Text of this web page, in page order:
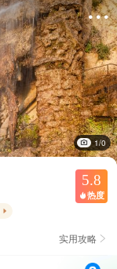

1/0
5.8
 热度

实用攻略 